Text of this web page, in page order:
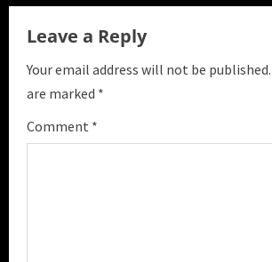
e
R
e
a
Leave a Reply
Your email address will not be published.
are marked *
Comment *